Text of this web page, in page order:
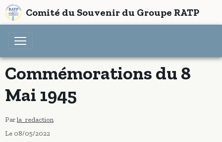
Comité du Souvenir du Groupe RATP
Commémorations du 8
Mai 1945
Parla_redaction
Le 08/05/2022